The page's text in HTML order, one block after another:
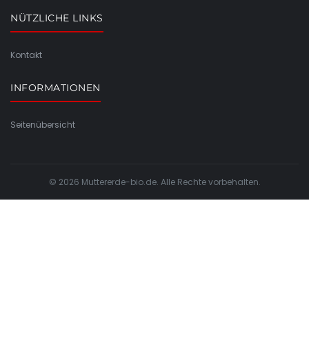
NÜTZLICHE LINKS
Kontakt
INFORMATIONEN
Seitenübersicht
© 2026 Muttererde-bio.de. Alle Rechte vorbehalten.